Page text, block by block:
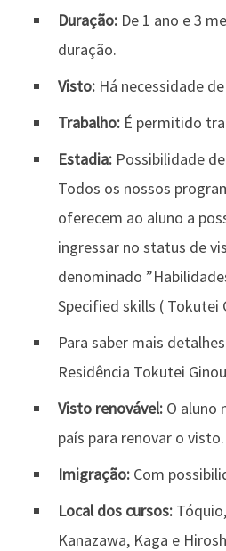
Duração: De 1 ano e 3
duração.
Visto: Há necessidade
Trabalho: É permitido
Estadia: Possibilidade
Todos os nossos
oferecem ao aluno a
ingressar no status de
denominado
Specified skills ( Tokutei
Para saber mais
Residência Tokutei Ginou
Visto renovável: O aluno
país para renovar o visto.
Imigração: Com
Local dos cursos:
Kanazawa, Kaga e